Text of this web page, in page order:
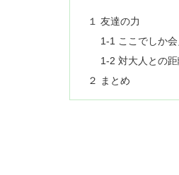
１ 友達の力
1-1 ここでしか
1-2 対大人との
２ まとめ